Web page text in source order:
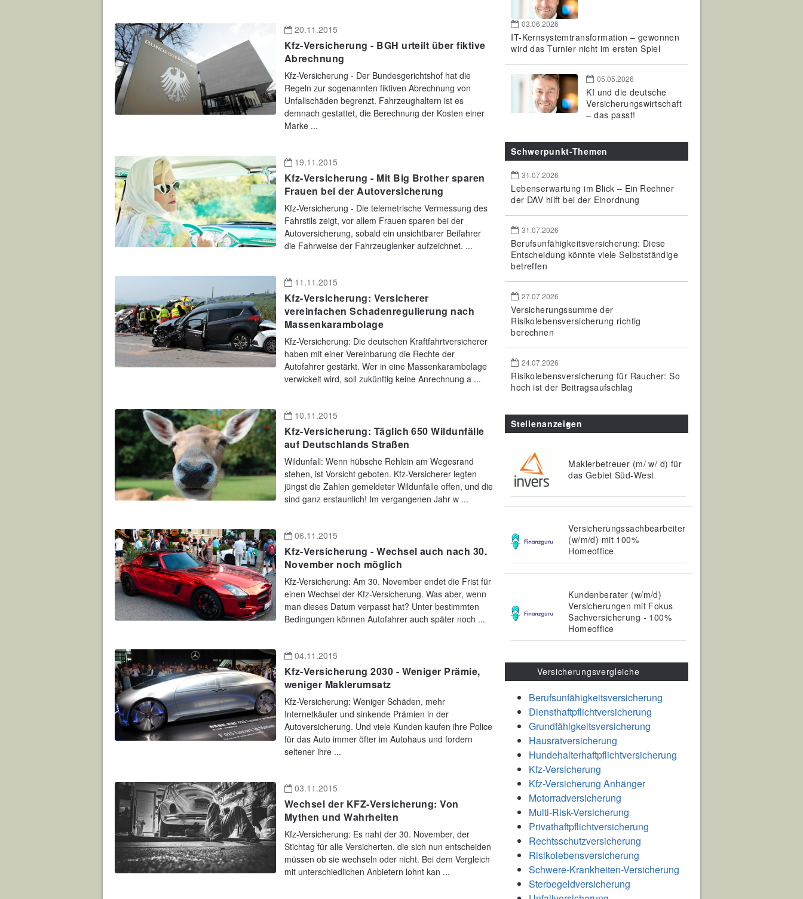
20.11.2015
Kfz-Versicherung - BGH urteilt über fiktive
Abrechnung
Kfz-Versicherung - Der Bundesgerichtshof hat die
Regeln zur sogenannten fiktiven Abrechnung von
Unfallschäden begrenzt. Fahrzeughaltern ist es
demnach gestattet, die Berechnung der Kosten einer
Marke ...
19.11.2015
Kfz-Versicherung - Mit Big Brother sparen
Frauen bei der Autoversicherung
Kfz-Versicherung - Die telemetrische Vermessung des
Fahrstils zeigt, vor allem Frauen sparen bei der
Autoversicherung, sobald ein unsichtbarer Beifahrer
die Fahrweise der Fahrzeuglenker aufzeichnet. ...
11.11.2015
Kfz-Versicherung: Versicherer
vereinfachen Schadenregulierung nach
Massenkarambolage
Kfz-Versicherung: Die deutschen Kraftfahrtversicherer
haben mit einer Vereinbarung die Rechte der
Autofahrer gestärkt. Wer in eine Massenkarambolage
verwickelt wird, soll zukünftig keine Anrechnung a ...
10.11.2015
Kfz-Versicherung: Täglich 650 Wildunfälle
auf Deutschlands Straßen
Wildunfall: Wenn hübsche Rehlein am Wegesrand
stehen, ist Vorsicht geboten. Kfz-Versicherer legten
jüngst die Zahlen gemeldeter Wildunfälle offen, und die
sind ganz erstaunlich! Im vergangenen Jahr w ...
06.11.2015
Kfz-Versicherung - Wechsel auch nach 30.
November noch möglich
Kfz-Versicherung: Am 30. November endet die Frist für
einen Wechsel der Kfz-Versicherung. Was aber, wenn
man dieses Datum verpasst hat? Unter bestimmten
Bedingungen können Autofahrer auch später noch ...
04.11.2015
Kfz-Versicherung 2030 - Weniger Prämie,
weniger Maklerumsatz
Kfz-Versicherung: Weniger Schäden, mehr
Internetkäufer und sinkende Prämien in der
Autoversicherung. Und viele Kunden kaufen ihre Police
für das Auto immer öfter im Autohaus und fordern
seltener ihre ...
03.11.2015
Wechsel der KFZ-Versicherung: Von
Mythen und Wahrheiten
Kfz-Versicherung: Es naht der 30. November, der
Stichtag für alle Versicherten, die sich nun entscheiden
müssen ob sie wechseln oder nicht. Bei dem Vergleich
mit unterschiedlichen Anbietern lohnt kan ...
03.06.2026
IT-Kernsystemtransformation – gewonnen
wird das Turnier nicht im ersten Spiel
05.05.2026
KI und die deutsche
Versicherungswirtschaft
– das passt!
Schwerpunkt-Themen
31.07.2026
Lebenserwartung im Blick – Ein Rechner
der DAV hilft bei der Einordnung
31.07.2026
Berufsunfähigkeitsversicherung: Diese
Entscheidung könnte viele Selbstständige
betreffen
27.07.2026
Versicherungssumme der
Risikolebensversicherung richtig
berechnen
24.07.2026
Risikolebensversicherung für Raucher: So
hoch ist der Beitragsaufschlag
Stellenanzeigen
Maklerbetreuer (m/ w/ d) für
das Gebiet Süd-West
Versicherungssachbearbeiter
(w/m/d) mit 100%
Homeoffice
Kundenberater (w/m/d)
Versicherungen mit Fokus
Sachversicherung - 100%
Homeoffice
Versicherungsvergleiche
Berufsunfähigkeitsversicherung
Diensthaftpflichtversicherung
Grundfähigkeitsversicherung
Hausratversicherung
Hundehalterhaftpflichtversicherung
Kfz-Versicherung
Kfz-Versicherung Anhänger
Motorradversicherung
Multi-Risk-Versicherung
Privathaftpflichtversicherung
Rechtsschutzversicherung
Risikolebensversicherung
Schwere-Krankheiten-Versicherung
Sterbegeldversicherung